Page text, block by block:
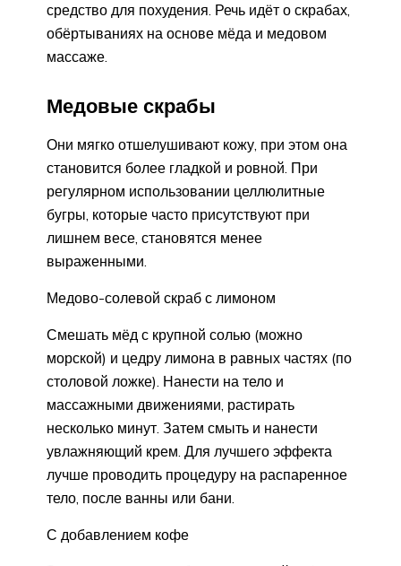
средство для похудения. Речь идёт о скрабах,
обёртываниях на основе мёда и медовом
массаже.
Медовые скрабы
Они мягко отшелушивают кожу, при этом она
становится более гладкой и ровной. При
регулярном использовании целлюлитные
бугры, которые часто присутствуют при
лишнем весе, становятся менее
выраженными.
Медово-солевой скраб с лимоном
Смешать мёд с крупной солью (можно
морской) и цедру лимона в равных частях (по
столовой ложке). Нанести на тело и
массажными движениями, растирать
несколько минут. Затем смыть и нанести
увлажняющий крем. Для лучшего эффекта
лучше проводить процедуру на распаренное
тело, после ванны или бани.
С добавлением кофе